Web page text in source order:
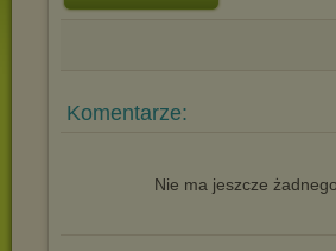
Komentarze:
Nie ma jeszcze